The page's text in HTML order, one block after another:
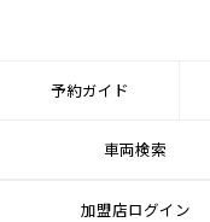
予約ガイド
車両検索
加盟店ログイン